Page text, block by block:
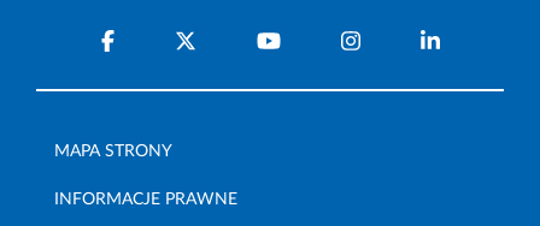
MAPA STRONY
INFORMACJE PRAWNE